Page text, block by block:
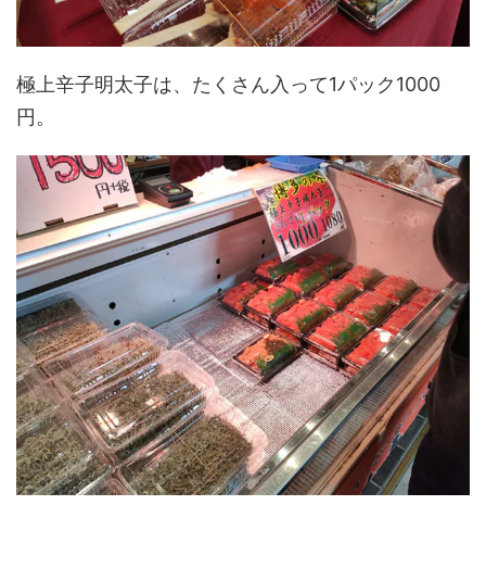
極上辛子明太子は、たくさん入って1パック1000
円。